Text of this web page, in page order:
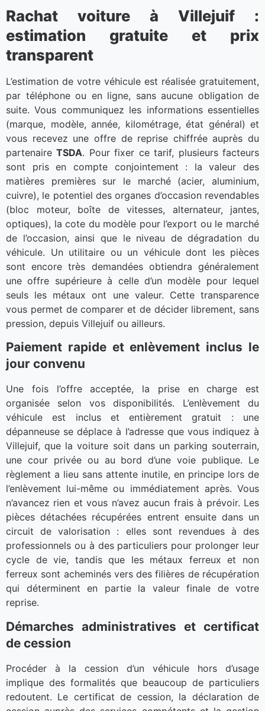
Rachat voiture à Villejuif :
estimation gratuite et prix
transparent
L’estimation de votre véhicule est réalisée gratuitement,
par téléphone ou en ligne, sans aucune obligation de
suite. Vous communiquez les informations essentielles
(marque, modèle, année, kilométrage, état général) et
vous recevez une offre de reprise chiffrée auprès du
partenaireTSDA. Pour fixer ce tarif, plusieurs facteurs
sont pris en compte conjointement : la valeur des
matières premières sur le marché (acier, aluminium,
cuivre), le potentiel des organes d’occasion revendables
(bloc moteur, boîte de vitesses, alternateur, jantes,
optiques), la cote du modèle pour l’export ou le marché
de l’occasion, ainsi que le niveau de dégradation du
véhicule. Un utilitaire ou un véhicule dont les pièces
sont encore très demandées obtiendra généralement
une offre supérieure à celle d’un modèle pour lequel
seuls les métaux ont une valeur. Cette transparence
vous permet de comparer et de décider librement, sans
pression, depuis Villejuif ou ailleurs.
Paiement rapide et enlèvement inclus le
jour convenu
Une fois l’offre acceptée, la prise en charge est
organisée selon vos disponibilités. L’enlèvement du
véhicule est inclus et entièrement gratuit : une
dépanneuse se déplace à l’adresse que vous indiquez à
Villejuif, que la voiture soit dans un parking souterrain,
une cour privée ou au bord d’une voie publique. Le
règlement a lieu sans attente inutile, en principe lors de
l’enlèvement lui-même ou immédiatement après. Vous
n’avancez rien et vous n’avez aucun frais à prévoir. Les
pièces détachées récupérées entrent ensuite dans un
circuit de valorisation : elles sont revendues à des
professionnels ou à des particuliers pour prolonger leur
cycle de vie, tandis que les métaux ferreux et non
ferreux sont acheminés vers des filières de récupération
qui déterminent en partie la valeur finale de votre
reprise.
Démarches administratives et certificat
de cession
Procéder à la cession d’un véhicule hors d’usage
implique des formalités que beaucoup de particuliers
redoutent. Le certificat de cession, la déclaration de